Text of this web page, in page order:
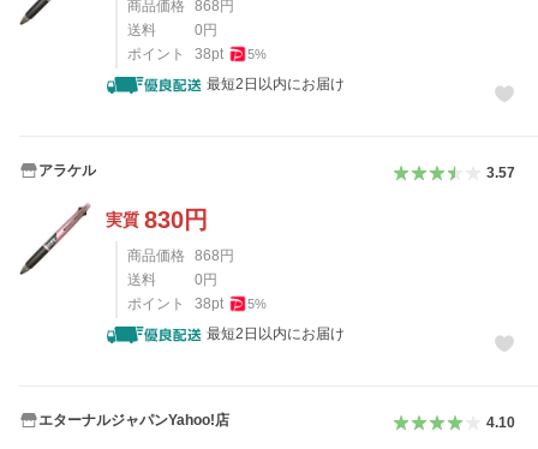
商品価格 868 円
送料
0 円
ポイント
38pt 5%
最短2日以内にお届け
アラケル 3.57
実質 830円
商品価格 868 円
送料
0 円
ポイント
38pt 5%
最短2日以内にお届け
エターナルジャパンYahoo!店 4.10